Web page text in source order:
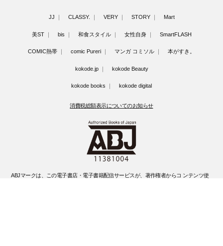
JJ CLASSY. VERY STORY Mart
美ST bis 和食スタイル 女性自身 SmartFLASH
COMIC熱帯 comic Pureri マンガ コミソル 本がすき。
kokode.jp kokode Beauty
kokode books kokode digital
消費税総額表示についてのお知らせ
ABJマークは、この電子書店・電子書籍配信サービスが、著作権者からコ ンテンツ使